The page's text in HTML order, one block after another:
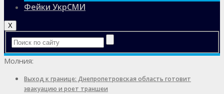
Фейки УкрСМИ
X
Молния:
Выход к границе: Днепропетровская область готовит
эвакуацию и роет траншеи